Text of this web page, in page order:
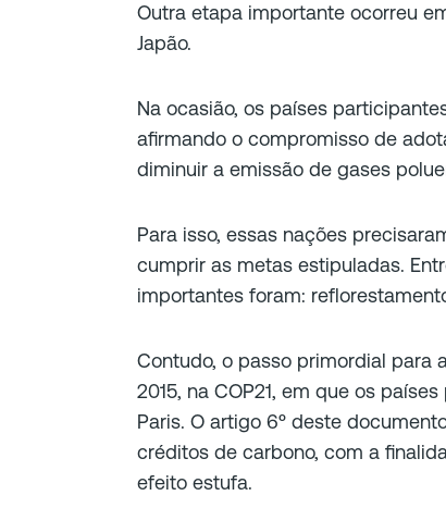
Outra etapa importante ocorreu
Japão.
Na ocasião, os países
afirmando o compromisso de
diminuir a emissão de gases
Para isso, essas nações
cumprir as metas estipuladas.
importantes foram:
Contudo, o passo primordial para
2015, na COP21, em que os
Paris. O artigo 6º deste
créditos de carbono, com a
efeito estufa.